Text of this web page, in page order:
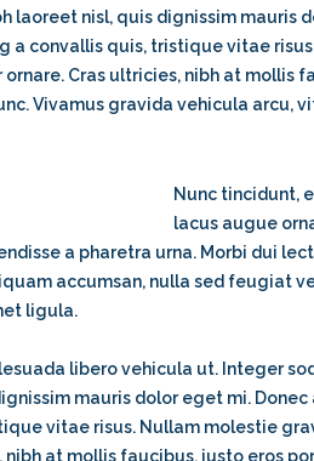
laoreet nisl, quis dignissim mauris
a convallis quis, tristique vitae
Cras ultricies, nibh at mollis
Vivamus gravida vehicula arcu,
Nunc tincidunt,
lacus augue
a pharetra urna. Morbi dui
accumsan, nulla sed feugiat
ligula.
libero vehicula ut. Integer
mauris dolor eget mi. Donec
vitae risus. Nullam molestie
nibh at mollis faucibus, justo eros